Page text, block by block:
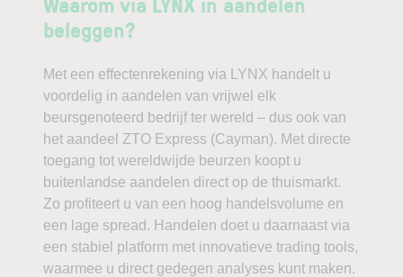
beleggen?
Met een effectenrekening via LYNX handelt u
voordelig in aandelen van vrijwel elk
beursgenoteerd bedrijf ter wereld – dus ook van
het aandeel ZTO Express (Cayman). Met directe
toegang tot wereldwijde beurzen koopt u
buitenlandse aandelen direct op de thuismarkt.
Zo profiteert u van een hoog handelsvolume en
een lage spread. Handelen doet u daarnaast via
een stabiel platform met innovatieve trading tools,
waarmee u direct gedegen analyses kunt maken.